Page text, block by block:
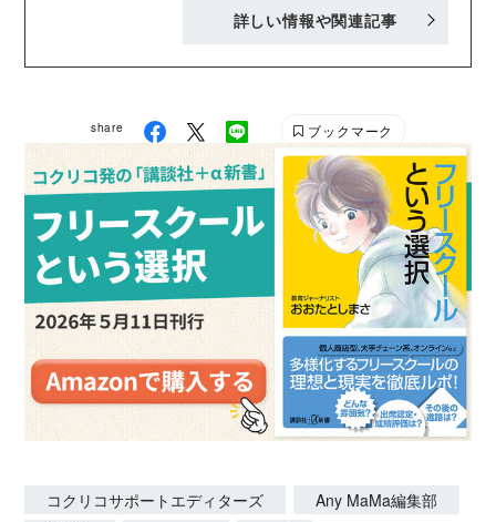
ち上げました。子育てをしながら、ほかのお仕事をし
https://twitter.com/AnyMaMaJP Instagram：
https://www.instagram.com/anymama_official/
詳しい情報や関連記事
share ブックマーク
コクリコサポートエディターズ
Any MaMa編集部